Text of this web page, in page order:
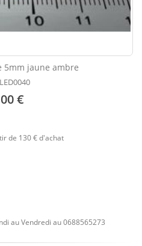
5mm jaune ambre
€
de 130 € d'achat
au Vendredi au 0688565273